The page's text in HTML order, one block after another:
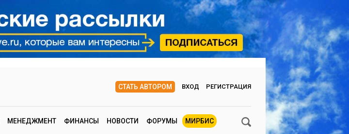
СТАТЬ АВТОРОМ ВХОД РЕГИСТРАЦИЯ
МЕНЕДЖМЕНТ ФИНАНСЫ НОВОСТИ ФОРУМЫ МИРБИС